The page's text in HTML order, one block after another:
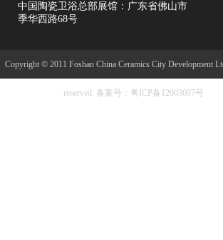
中国陶瓷卫浴总部展馆：广东省佛山市
季华西路68号
Copyright © 2011 Foshan China Ceramics City Development
reserved. 备案号：粤ICP备12003697号